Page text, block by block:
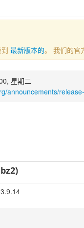
最新版本的。 我们的官
星期二
announcements/